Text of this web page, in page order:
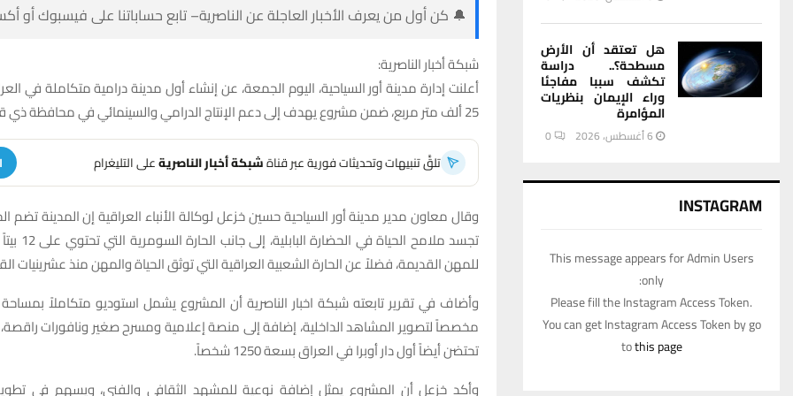
🔔 كن أول من يعرف الأخبار العاجلة عن الناصرية– تابع حساباتنا على فيسبوك أو
شبكة أخبار الناصرية:
أعلنت إدارة مدينة أور السياحية، اليوم الجمعة، عن إنشاء أول مدينة درامية متكاملة في
25 ألف متر مربع، ضمن مشروع يهدف إلى دعم الإنتاج الدرامي والسينمائي في محافظة ذي قار.
تلقَّ تنبيهات وتحديثات فورية عبر قناةشبكة أخبار الناصريةعلى التليغرام
وقال معاون مدير مدينة أور السياحية حسين خزعل لوكالة الأنباء العراقية إن المدينة تضم
تجسد ملامح
للمهن القديمة، فضلاً عن الحارة الشعبية العراقية التي توثق الحياة والمهن منذ عشرينيات
مخصصاً لتصوير المشاهد الداخلية، إضافة إلى منصة إعلامية ومسرح صغير ونافورات راقصة،
تحتضن أيضاً أول دار أوبرا في العراق بسعة 1250 شخصاً.
وأكد خزعل أن المشروع يمثل إضافة نوعية للمشهد الثقافي والفني، ويسهم في تطوير
هل تعتقد أن الأرض
مسطحة؟.. دراسة
تكشف سببا مفاجئا
وراء الإيمان بنظريات
المؤامرة
6 أغسطس، 2026 0
INSTAGRAM
This message appears for Admin Users
only:
Please fill the Instagram Access Token.
You can get Instagram Access Token by go
tothis page